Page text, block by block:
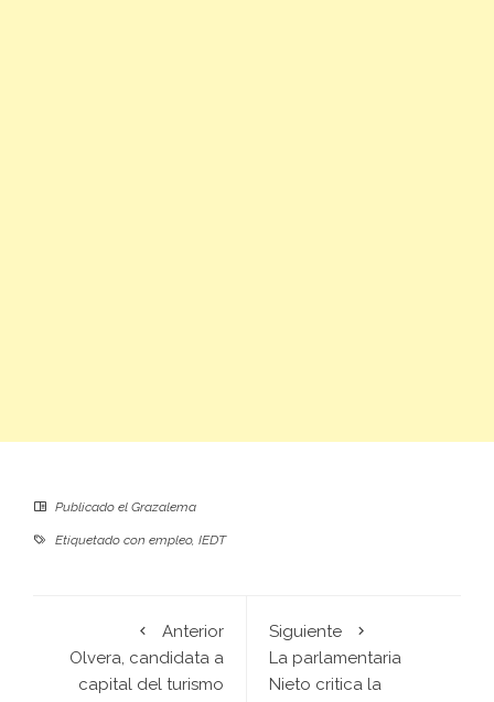
Publicado el Grazalema
Etiquetado con empleo, IEDT
Anterior
Olvera, candidata a
capital del turismo
Siguiente
La parlamentaria
Nieto critica la